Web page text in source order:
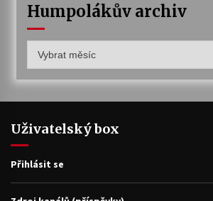
Humpolákův archiv
archiv
Uživatelský box
Přihlásit se